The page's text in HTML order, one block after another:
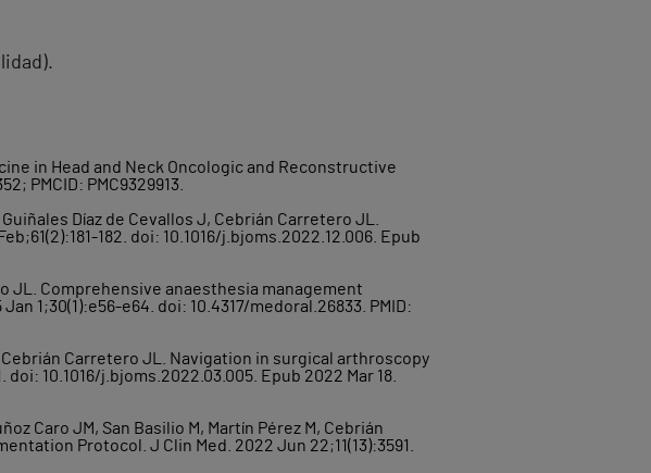
in Head and Neck Oncologic and Reconstructive
PMCID: PMC9329913.
Díaz de Cevallos J, Cebrián Carretero JL.
182. doi: 10.1016/j.bjoms.2022.12.006. Epub
JL. Comprehensive anaesthesia management
1;30(1):e56-e64. doi: 10.4317/medoral.26833. PMID:
Cebrián Carretero JL. Navigation in surgical arthroscopy
10.1016/j.bjoms.2022.03.005. Epub 2022 Mar 18.
Caro JM, San Basilio M, Martín Pérez M, Cebrián
Protocol. J Clin Med. 2022 Jun 22;11(13):3591.